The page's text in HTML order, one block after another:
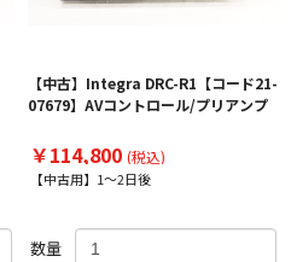
【中古】Integra DRC-R1【コード21-
07679】AVコントロール/プリアンプ
￥114,800 (税込)
【中古用】1～2日後
数量